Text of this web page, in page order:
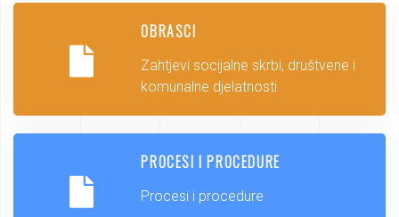
OBRASCI
Zahtjevi socijalne skrbi, društvene i
komunalne djelatnosti
PROCESI I PROCEDURE
Procesi i procedure